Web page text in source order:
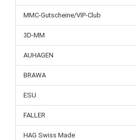
MMC-Gutscheine/VIP-Club
3D-MM
AUHAGEN
BRAWA
ESU
FALLER
HAG Swiss Made